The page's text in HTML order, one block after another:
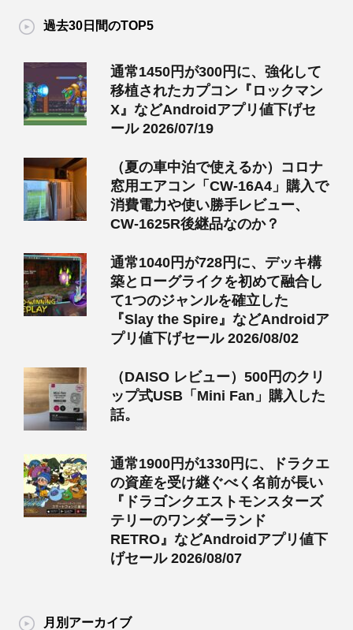
過去30日間のTOP5
通常1450円が300円に、強化して
移植されたカプコン『ロックマン
X』などAndroidアプリ値下げセ
ール 2026/07/19
（夏の車中泊で使えるか）コロナ
窓用エアコン「CW-16A4」購入で
消費電力や使い勝手レビュー、
CW-1625R後継品なのか？
通常1040円が728円に、デッキ構
築とローグライクを初めて融合し
て1つのジャンルを確立した
『Slay the Spire』などAndroidア
プリ値下げセール 2026/08/02
（DAISO レビュー）500円のクリ
ップ式USB「Mini Fan」購入した
話。
通常1900円が1330円に、ドラクエ
の資産を受け継ぐべく名前が長い
『ドラゴンクエストモンスターズ
テリーのワンダーランド
RETRO』などAndroidアプリ値下
げセール 2026/08/07
月別アーカイブ